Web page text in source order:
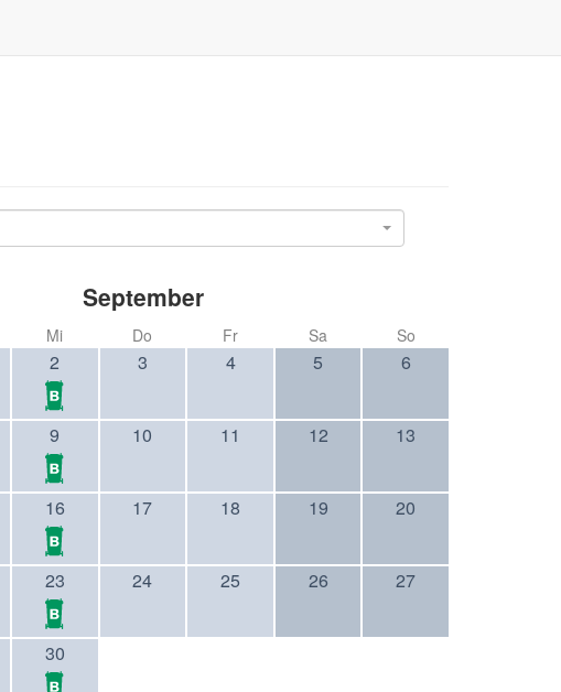
September
Mi Do Fr Sa So
2 3 4 5 6
9 10 11 12 13
16 17 18 19 20
23 24 25 26 27
30